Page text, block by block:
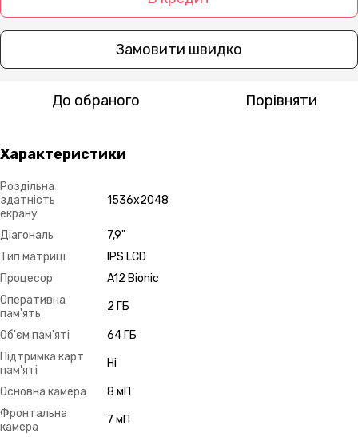
Замовити швидко
До обраного Порівняти
Характеристики
Роздільна
здатність
екрану
1536х2048
Діагональ
7,9"
Тип матриці
IPS LCD
Процесор
A12 Bionic
Оперативна
пам'ять
2 ГБ
Об'єм пам'яті
64 ГБ
Підтримка карт
пам'яті
Ні
Основна камера
8 мП
Фронтальна
камера
7 мП